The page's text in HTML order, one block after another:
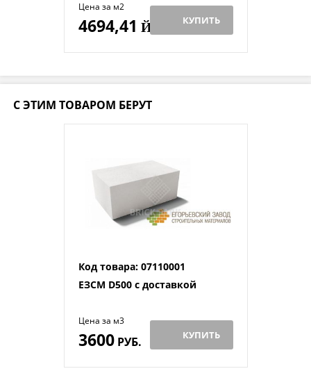
Цена за м2
4694,41 Й КУПИТЬ
С ЭТИМ ТОВАРОМ БЕРУТ
Код товара: 07110001
ЕЗСМ D500 с доставкой
Цена за м3
3600РУБ. КУПИТЬ